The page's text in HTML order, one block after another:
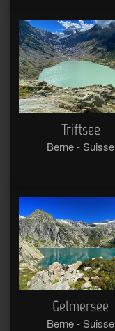
Triftsee
Berne - Suisse
Gelmersee
Berne - Suisse